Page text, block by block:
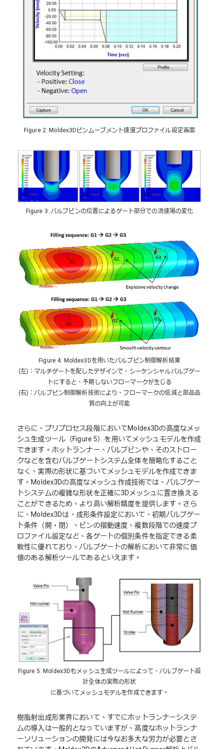
Figure 2: Moldex3Dピンムーブメント速度プロファイル設定画面
Figure 3: バルブピンの位置によるゲート部分での流速場の変化
Figure 4: Moldex3Dを用いたバルブピン制御解析結果
(左)：マルチゲートを配したデザインで、シーケンシャルバルブゲー
トにすると、予期しないフローマークが生じる
(右)：バルブピン制御解析技術により、フローマークの低減と部品品
質の向上が可能
さらに、プリプロセス段階においてMoldex3Dの高度なメッ
シュ生成ツール（Figure 5）を用いてメッシュモデルを作成
できます。ホットランナー、バルブピンや、そのストロー
クなどを含むバルブゲートシステム全体を簡略化すること
なく、実際の形状に基づいてメッシュモデルを作成できま
す。Moldex3Dの高度なメッシュ作成技術では、バルブゲー
トシステムの複雑な形状を正確に3Dメッシュに置き換える
ことができるため、より高い解析精度を提供します。さら
に、Moldex3Dは、成形条件設定において、初期バルブゲー
ト条件（開・閉）、ピンの摺動速度、複数段階での速度プ
ロファイル設定など、各ゲートの個別条件を指定できる柔
軟性に優れており、バルブゲートの解析において非常に価
値のある解析ツールであるといえます。
Figure 5: Moldex3Dもメッシュ生成ツールによって、バルブゲート設
計全体の実際の形状
に基づいてメッシュモデルを作成できます。
樹脂射出成形業界において、すでにホットランナーシステ
ムの導入は一般的となっていますが、高度なホットランナ
ーソリューションの開発には今なお多大な労力が必要とさ